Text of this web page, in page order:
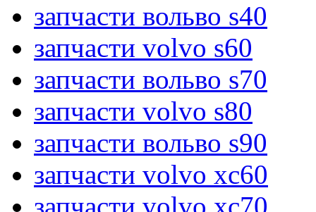
запчасти вольво s40
запчасти volvo s60
запчасти вольво s70
запчасти volvo s80
запчасти вольво s90
запчасти volvo xc60